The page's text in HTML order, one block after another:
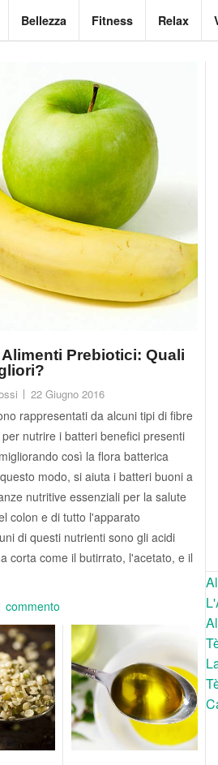
Bellezza Fitness Relax
Prebiotici: Quali
22 Giugno 2016
rappresentati da alcuni tipi di fibre
nutrire i batteri benefici presenti
così la flora batterica
modo, si aiuta i batteri buoni a
nutritive essenziali per la salute
colon e di tutto l'apparato
di questi nutrienti sono gli acidi
corta come il butirrato, l'acetato, e il
commento